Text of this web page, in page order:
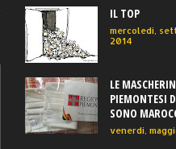
IL TOP
mercoledì,
2014
LE
PIEMONTESI
SONO
venerdì,